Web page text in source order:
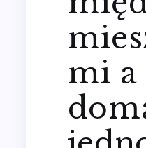
mi a